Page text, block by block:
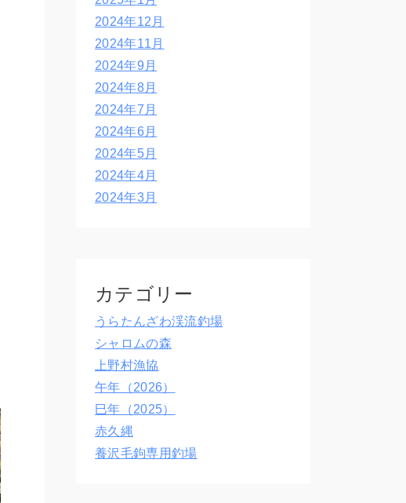
2024年12月
2024年11月
2024年9月
2024年8月
2024年7月
2024年6月
2024年5月
2024年4月
2024年3月
カテゴリー
うらたんざわ渓流釣場
シャロムの森
上野村漁協
午年（2026）
巳年（2025）
赤久縄
養沢毛鉤専用釣場